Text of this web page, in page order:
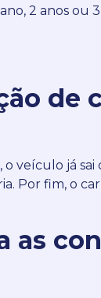
2 anos ou
de
veículo já
Por fim, o
as